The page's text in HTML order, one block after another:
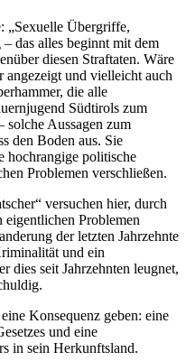
„Sexuelle Übergriffe,
das alles beginnt mit dem
diesen Straftaten. Wäre
angezeigt und vielleicht auch
die alle
Südtirols zum
Aussagen zum
den Boden aus. Sie
hochrangige politische
Problemen verschließen.
versuchen hier, durch
eigentlichen Problemen
der letzten Jahrzehnte
und ein
dies seit Jahrzehnten leugnet,
Konsequenz geben: eine
und eine
in sein Herkunftsland.